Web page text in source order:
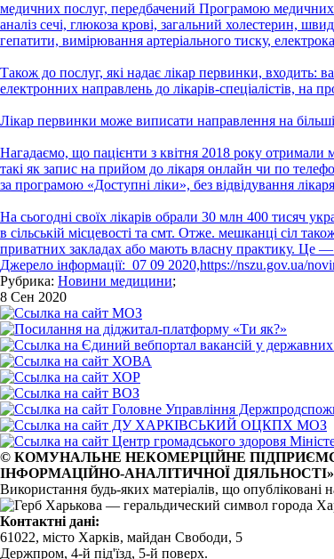
медичних послуг, передбачений Програмою медичних
аналіз сечі, глюкоза крові, загальний холестерин,
гепатити, вимірювання артеріального тиску,
Також до послуг, які надає лікар первинки, входить:
електронних направлень до лікарів-спеціалістів, на
Лікар первинки може виписати направлення на
Нагадаємо, що пацієнти з квітня 2018 року отримали
такі як запис на прийом до лікаря онлайн чи по
за програмою «Доступні ліки», без відвідування
На сьогодні своїх лікарів обрали 30 млн 400 тисяч
в сільській місцевості та смт. Отже. мешканці сіл
приватних закладах або мають власну практику. Це —
Джерело інформації: 07 09 2020,https://nszu.gov.ua/
Рубрика: Новини медицини;
8 Сен 2020
© КОМУНАЛЬНЕ НЕКОМЕРЦІЙНЕ
ІНФОРМАЦІЙНО-АНАЛІТИЧНОЇ ДІЯЛЬНОСТІ»
Використання будь-яких матеріалів, що
Контактні дані:
61022, місто Харків, майдан Свободи, 5
Держпром, 4-й під'їзд, 5-й поверх.